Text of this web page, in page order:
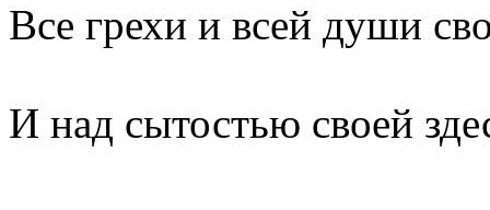
Все грехи и всей души
И над сытостью своей